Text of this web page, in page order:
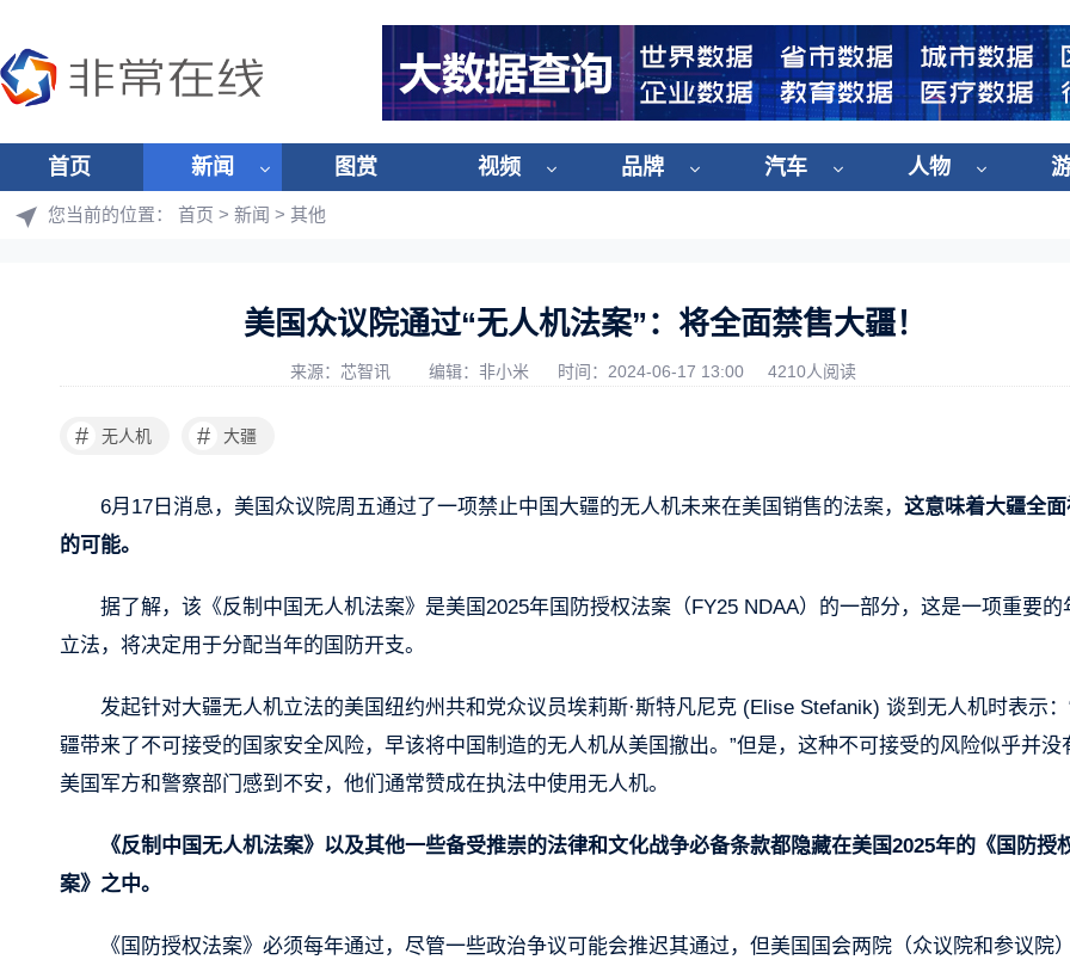
首页 新闻 图赏 视频 品牌 汽车 人物
您当前的位置： 首页 > 新闻 > 其他
美国众议院通过“无人机法案”：将全面禁售大疆！
来源：芯智讯 编辑：非小米 时间：2024-06-17 13:00 4210人阅读
# 无人机 # 大疆
6月17日消息，美国众议院周五通过了一项禁止中国大疆的无人机未来在美国销售的法案， 这意味着大疆全
的可能。
据了解，该《反制中国无人机法案》是美国2025年国防授权法案（FY25 NDAA）的一部分，这是一项重要的
立法，将决定用于分配当年的国防开支。
发起针对大疆无人机立法的美国纽约州共和党众议员埃莉斯·斯特凡尼克 (Elise Stefanik) 谈到无人机时表示：
疆带来了不可接受的国家安全风险，早该将中国制造的无人机从美国撤出。”但是，这种不可接受的风险似乎并没
美国军方和警察部门感到不安，他们通常赞成在执法中使用无人机。
《反制中国无人机法案》以及其他一些备受推崇的法律和文化战争必备条款都隐藏在美国2025年的《国防授
案》之中。
《国防授权法案》必须每年通过，尽管一些政治争议可能会推迟其通过，但美国国会两院（众议院和参议院